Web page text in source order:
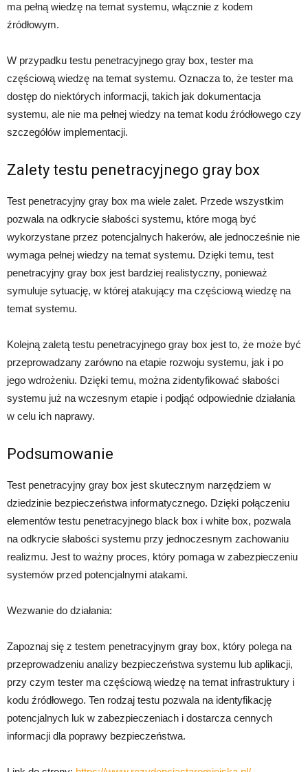
ma pełną wiedzę na temat systemu, włącznie z kodem
źródłowym.
W przypadku testu penetracyjnego gray box, tester ma
częściową wiedzę na temat systemu. Oznacza to, że tester ma
dostęp do niektórych informacji, takich jak dokumentacja
systemu, ale nie ma pełnej wiedzy na temat kodu źródłowego czy
szczegółów implementacji.
Zalety testu penetracyjnego gray box
Test penetracyjny gray box ma wiele zalet. Przede wszystkim
pozwala na odkrycie słabości systemu, które mogą być
wykorzystane przez potencjalnych hakerów, ale jednocześnie nie
wymaga pełnej wiedzy na temat systemu. Dzięki temu, test
penetracyjny gray box jest bardziej realistyczny, ponieważ
symuluje sytuację, w której atakujący ma częściową wiedzę na
temat systemu.
Kolejną zaletą testu penetracyjnego gray box jest to, że może być
przeprowadzany zarówno na etapie rozwoju systemu, jak i po
jego wdrożeniu. Dzięki temu, można zidentyfikować słabości
systemu już na wczesnym etapie i podjąć odpowiednie działania
w celu ich naprawy.
Podsumowanie
Test penetracyjny gray box jest skutecznym narzędziem w
dziedzinie bezpieczeństwa informatycznego. Dzięki połączeniu
elementów testu penetracyjnego black box i white box, pozwala
na odkrycie słabości systemu przy jednoczesnym zachowaniu
realizmu. Jest to ważny proces, który pomaga w zabezpieczeniu
systemów przed potencjalnymi atakami.
Wezwanie do działania:
Zapoznaj się z testem penetracyjnym gray box, który polega na
przeprowadzeniu analizy bezpieczeństwa systemu lub aplikacji,
przy czym tester ma częściową wiedzę na temat infrastruktury i
kodu źródłowego. Ten rodzaj testu pozwala na identyfikację
potencjalnych luk w zabezpieczeniach i dostarcza cennych
informacji dla poprawy bezpieczeństwa.